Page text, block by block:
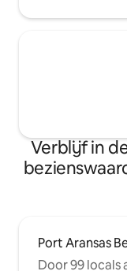
Verblijf in
Port Aransas
Door 99 locals